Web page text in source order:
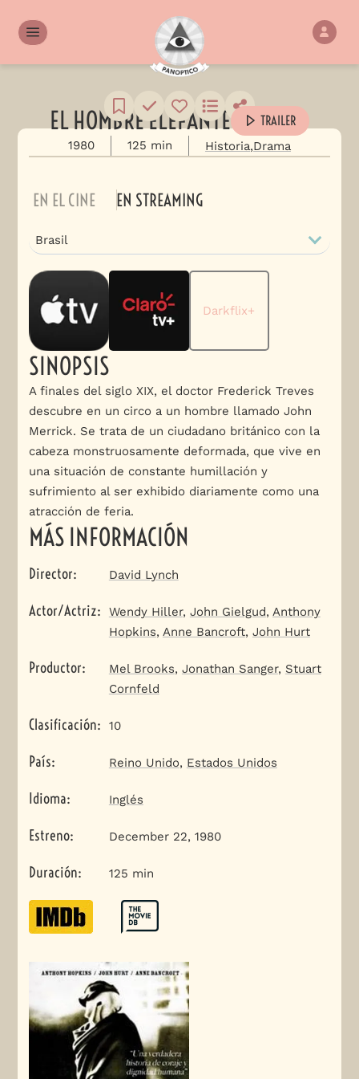
EL HOMBRE ELEFANTE TRAILER
1980 125 min Historia Drama
SINOPSIS
A finales del siglo XIX, el doctor Frederick Treves
descubre en un circo a un hombre llamado John
Merrick. Se trata de un ciudadano británico con la
cabeza monstruosamente deformada, que vive en
una situación de constante humillación y
sufrimiento al ser exhibido diariamente como una
atracción de feria.
MÁS INFORMACIÓN
Director: David Lynch
Actor/Actriz: Wendy Hiller, John Gielgud, Anthony
Hopkins, Anne Bancroft, John Hurt
Productor: Mel Brooks, Jonathan Sanger, Stuart
Cornfeld
Clasificación: 10
País: Reino Unido, Estados Unidos
Idioma: Inglés
Estreno: December 22, 1980
Duración: 125 min
EN EL CINE EN STREAMING
Brasil
Darkflix+